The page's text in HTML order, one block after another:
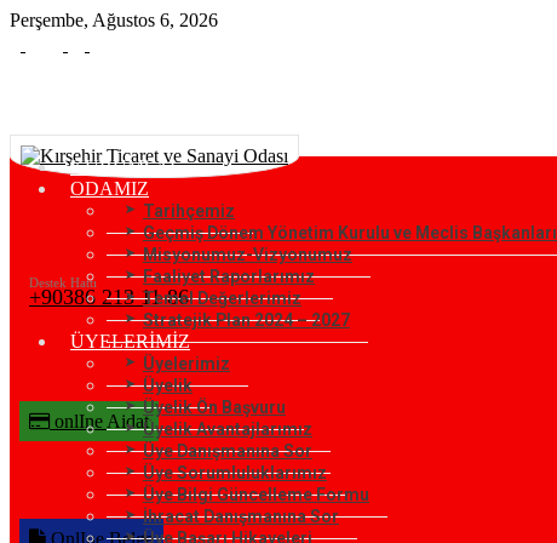
Perşembe, Ağustos 6, 2026
Destek Hattı
+90386 213 11 86
onlIne Aidat
OnlIne Belge
KURUMSAL
ODAMIZ
Tarihçemiz
Geçmiş Dönem Yönetim Kurulu ve Meclis Başkanları
Misyonumuz-Vizyonumuz
Faaliyet Raporlarımız
Temel Değerlerimiz
Stratejik Plan 2024 – 2027
ÜYELERİMİZ
Üyelerimiz
Üyelik
Üyelik Ön Başvuru
Üyelik Avantajlarımız
Üye Danışmanına Sor
Üye Sorumluluklarımız
Üye Bilgi Güncelleme Formu
İhracat Danışmanına Sor
Üye Başarı Hikayeleri